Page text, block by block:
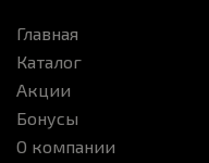
Главная
Каталог
Акции
Бонусы
О компании